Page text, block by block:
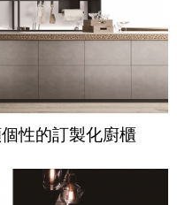
性的訂製化廚櫃